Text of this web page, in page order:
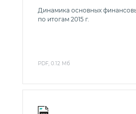
Динамика основных
по итогам 2015 г.
PDF, 0.12 Мб